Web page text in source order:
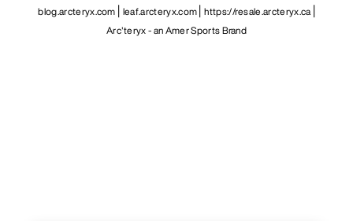
blog.arcteryx.com leaf.arcteryx.com https://resale.arcteryx.ca
Arc'teryx - an Amer Sports Brand